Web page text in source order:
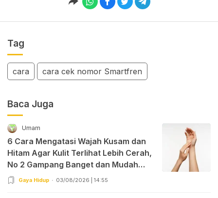
Tag
cara cara cek nomor Smartfren
Baca Juga
Umam
6 Cara Mengatasi Wajah Kusam dan
Hitam Agar Kulit Terlihat Lebih Cerah,
No 2 Gampang Banget dan Mudah
Dipraktekkan!
Gaya Hidup 03/08/2026 | 14:55